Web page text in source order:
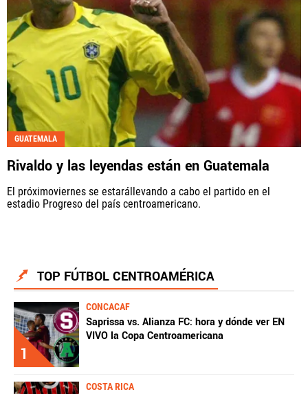
GUATEMALA
Rivaldo y las leyendas están en Guatemala
El próximoviernes se estarállevando a cabo el partido en el
estadio Progreso del país centroamericano.
TOP FÚTBOL CENTROAMÉRICA
1
CONCACAF
Saprissa vs. Alianza FC: hora y dónde ver EN
VIVO la Copa Centroamericana
COSTA RICA